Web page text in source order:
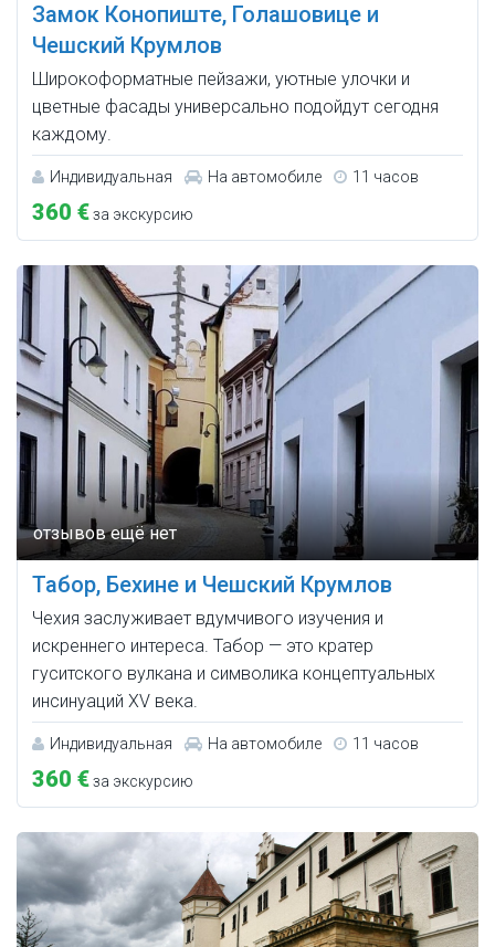
Замок Конопиште, Голашовице и
Чешский Крумлов
Широкоформатные пейзажи, уютные улочки и
цветные фасады универсально подойдут сегодня
каждому.
Индивидуальная На автомобиле 11 часов
360 €за экскурсию
Табор, Бехине и Чешский Крумлов
Чехия заслуживает вдумчивого изучения и
искреннего интереса. Табор — это кратер
гуситского вулкана и символика концептуальных
инсинуаций XV века.
Индивидуальная На автомобиле 11 часов
360 €за экскурсию